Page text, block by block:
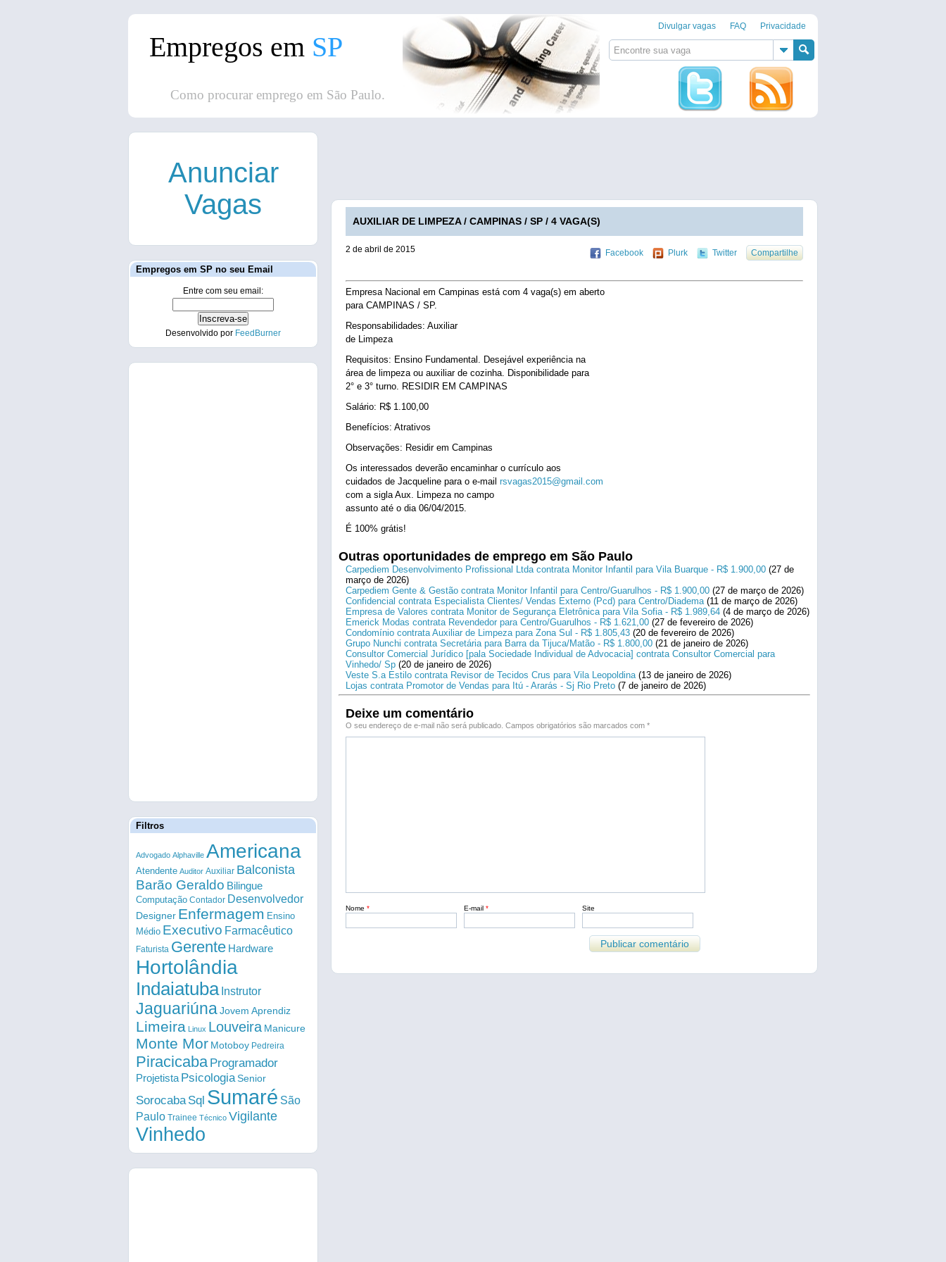
Divulgar vagas FAQ Privacidade
Empregos em SP
Como procurar emprego em São Paulo.
AUXILIAR DE LIMPEZA / CAMPINAS / SP / 4 VAGA(S)
2 de abril de 2015 Facebook Plurk Twitter Compartilhe
Empresa Nacional em Campinas está com 4 vaga(s) em aberto
para CAMPINAS / SP.
Responsabilidades: Auxiliar
de Limpeza
Requisitos: Ensino Fundamental. Desejável experiência na
área de limpeza ou auxiliar de cozinha. Disponibilidade para
2° e 3° turno. RESIDIR EM CAMPINAS
Salário: R$ 1.100,00
Benefícios: Atrativos
Observações: Residir em Campinas
Os interessados deverão encaminhar o currículo aos
cuidados de Jacqueline para o e-mail rsvagas2015@gmail.com
com a sigla Aux. Limpeza no campo
assunto até o dia 06/04/2015.
É 100% grátis!
Outras oportunidades de emprego em São Paulo
Carpediem Desenvolvimento Profissional Ltda contrata Monitor Infantil para Vila Buarque - R$ 1.900,00 (27 de
março de 2026)
Carpediem Gente & Gestão contrata Monitor Infantil para Centro/Guarulhos - R$ 1.900,00 (27 de março de 2026)
Confidencial contrata Especialista Clientes/ Vendas Externo (Pcd) para Centro/Diadema(11 de março de 2026)
Empresa de Valores contrata Monitor de Segurança Eletrônica para Vila Sofia - R$ 1.989,64 (4 de março de 2026)
Emerick Modas contrata Revendedor para Centro/Guarulhos - R$ 1.621,00 (27 de fevereiro de 2026)
Condomínio contrata Auxiliar de Limpeza para Zona Sul - R$ 1.805,43 (20 de fevereiro de 2026)
Grupo Nunchi contrata Secretária para Barra da Tijuca/Matão - R$ 1.800,00 (21 de janeiro de 2026)
Consultor Comercial Jurídico [pala Sociedade Individual de Advocacia] contrata Consultor Comercial para
Vinhedo/ Sp (20 de janeiro de 2026)
Veste S.a Estilo contrata Revisor de Tecidos Crus para Vila Leopoldina(13 de janeiro de 2026)
Lojas contrata Promotor de Vendas para Itú - Ararás - Sj Rio Preto (7 de janeiro de 2026)
Deixe um comentário
O seu endereço de e-mail não será publicado. Campos obrigatórios são marcados com *
Nome * E-mail * Site
Anunciar
Vagas
Empregos em SP no seu Email
Entre com seu email:
Desenvolvido por FeedBurner
Filtros
Advogado Alphaville Americana
Atendente Auditor Auxiliar Balconista
Barão Geraldo Bilingue
Computação Contador Desenvolvedor
Designer Enfermagem Ensino
Médio Executivo Farmacêutico
Faturista Gerente Hardware
Hortolândia
Indaiatuba Instrutor
Jaguariúna Jovem Aprendiz
Limeira Linux Louveira Manicure
Monte Mor Motoboy Pedreira
Piracicaba Programador
Projetista PsicologiaSenior
Sorocaba Sql Sumaré São
Paulo Trainee Técnico Vigilante
Vinhedo